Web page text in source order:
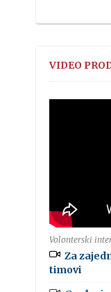
VIDEO
Volonterski
Za
timovi